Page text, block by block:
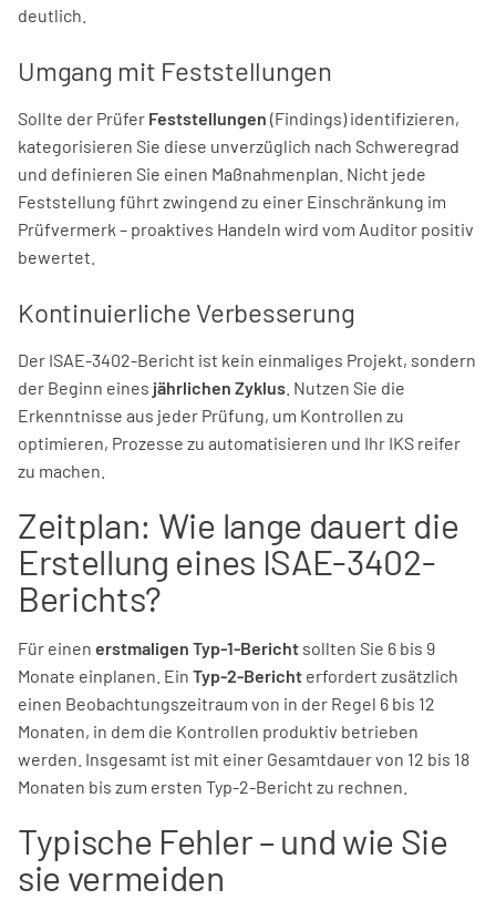
deutlich.
Umgang mit Feststellungen
Sollte der Prüfer Feststellungen (Findings) identifizieren,
kategorisieren Sie diese unverzüglich nach Schweregrad
und definieren Sie einen Maßnahmenplan. Nicht jede
Feststellung führt zwingend zu einer Einschränkung im
Prüfvermerk – proaktives Handeln wird vom Auditor positiv
bewertet.
Kontinuierliche Verbesserung
Der ISAE-3402-Bericht ist kein einmaliges Projekt, sondern
der Beginn eines jährlichen Zyklus . Nutzen Sie die
Erkenntnisse aus jeder Prüfung, um Kontrollen zu
optimieren, Prozesse zu automatisieren und Ihr IKS reifer
zu machen.
Zeitplan: Wie lange dauert die
Erstellung eines ISAE-3402-
Berichts?
Für einen erstmaligen Typ-1-Bericht sollten Sie 6 bis 9
Monate einplanen. Ein Typ-2-Bericht erfordert zusätzlich
einen Beobachtungszeitraum von in der Regel 6 bis 12
Monaten, in dem die Kontrollen produktiv betrieben
werden. Insgesamt ist mit einer Gesamtdauer von 12 bis 18
Monaten bis zum ersten Typ-2-Bericht zu rechnen.
Typische Fehler – und wie Sie
sie vermeiden